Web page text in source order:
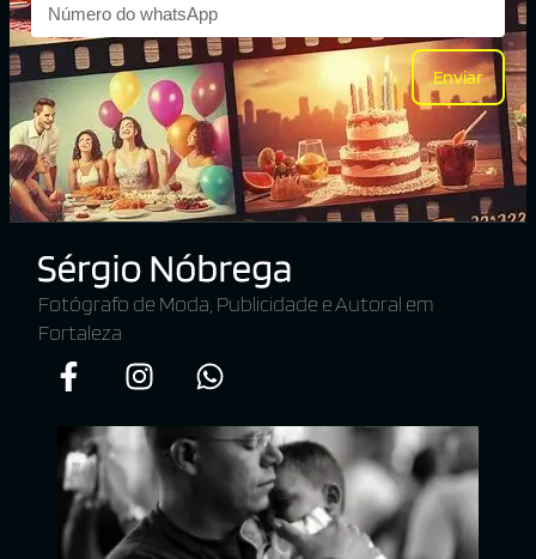
Enviar
Fotógrafo de Moda, Publicidade e Autoral em
Fortaleza